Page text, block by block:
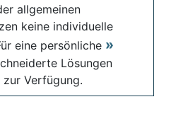
allgemeinen
keine individuelle
eine persönliche
Lösungen
Verfügung.